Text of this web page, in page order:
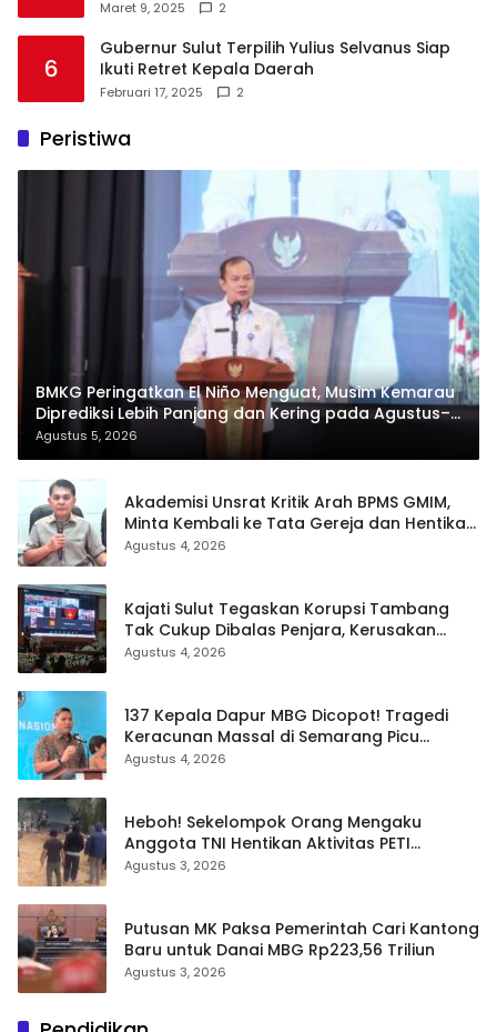
Maret 9, 2025 2
6
Gubernur Sulut Terpilih Yulius Selvanus Siap
Ikuti Retret Kepala Daerah
Februari 17, 2025 2
Peristiwa
BMKG Peringatkan El Niño Menguat, Musim Kemarau
Diprediksi Lebih Panjang dan Kering pada Agustus–
September
Agustus 5, 2026
Akademisi Unsrat Kritik Arah BPMS GMIM,
Minta Kembali ke Tata Gereja dan Hentikan
Polarisasi
Agustus 4, 2026
Kajati Sulut Tegaskan Korupsi Tambang
Tak Cukup Dibalas Penjara, Kerusakan
Lingkungan Wajib Dipulihkan
Agustus 4, 2026
137 Kepala Dapur MBG Dicopot! Tragedi
Keracunan Massal di Semarang Picu
Bersih-Bersih Besar Badan Gizi Nasional
Agustus 4, 2026
Heboh! Sekelompok Orang Mengaku
Anggota TNI Hentikan Aktivitas PETI
Ratatotok: Video Adu Mulut dan Aksi
Agustus 3, 2026
Putusan MK Paksa Pemerintah Cari Kantong
Baru untuk Danai MBG Rp223,56 Triliun
Agustus 3, 2026